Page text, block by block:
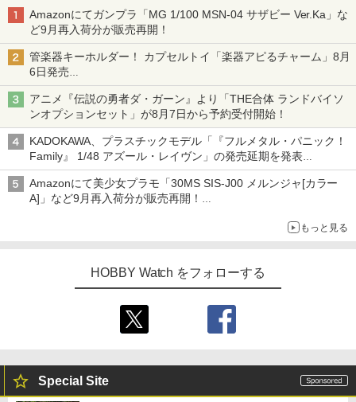
Amazonにてガンプラ「MG 1/100 MSN-04 サザビー Ver.Ka」な
ど9月再入荷分が販売再開！
管楽器キーホルダー！ カプセルトイ「楽器アピるチャーム」8月
6日発売
チューバ、テナサクなど5種各3色
アニメ『伝説の勇者ダ・ガーン』より「THE合体 ランドバイソ
ンオプションセット」が8月7日から予約受付開始！
KADOKAWA、プラスチックモデル「『フルメタル・パニック！
Family』 1/48 アズール・レイヴン」の発売延期を発表
8月から9月に延期
Amazonにて美少女プラモ「30MS SIS-J00 メルンジャ[カラー
A]」など9月再入荷分が販売再開！
もっと見る
HOBBY Watch をフォローする
Special Site